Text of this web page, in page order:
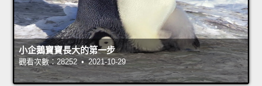
小企鵝寶寶長大的第一步
觀看次數：28252 • 2021-10-29